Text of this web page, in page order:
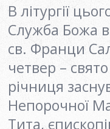
В літургії
Служба Божа
св. Франци
четвер –
річниця
Непорочної
Тита,